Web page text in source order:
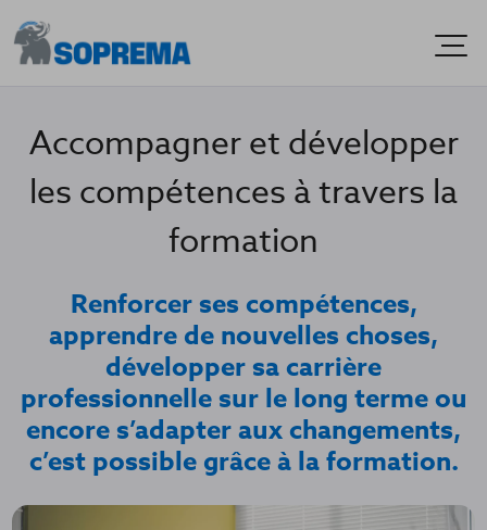
Accompagner et développer
les compétences à travers la
formation
Renforcer ses compétences,
apprendre de nouvelles choses,
développer sa carrière
professionnelle sur le long terme ou
encore s’adapter aux changements,
c’est possible grâce à la formation.